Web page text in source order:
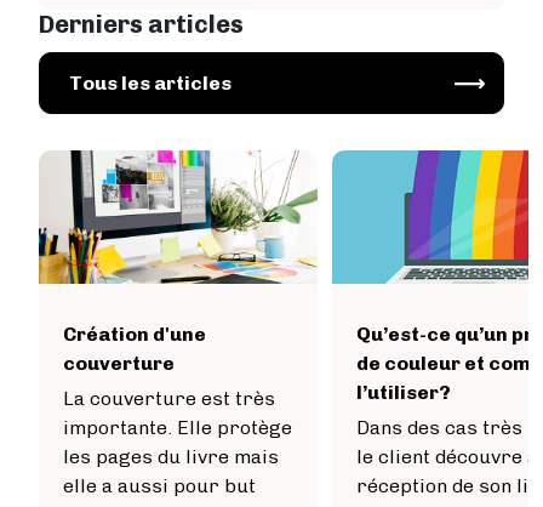
Derniers articles
Image
Tous les articles
Création d'une
couverture
La couverture est très
importante. Elle protège
les pages du livre mais
elle a aussi pour but
Qu’est-ce qu’un
de couleur et
l’utiliser?
Dans des cas très
le client découvre à
réception de son